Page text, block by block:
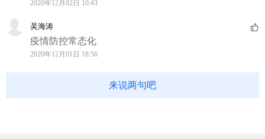
2020年12月02日 10:43
吴海涛
疫情防控常态化
2020年12月01日 18:56
来说两句吧